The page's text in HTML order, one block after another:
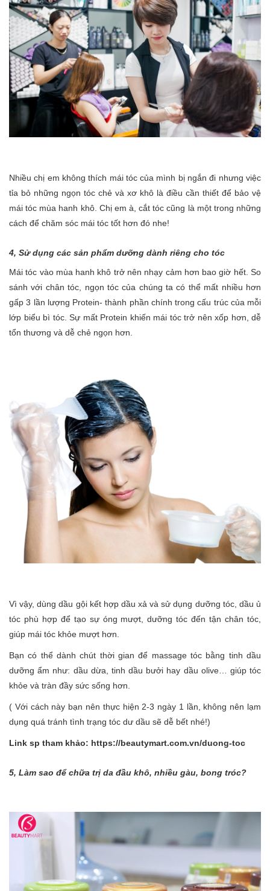
Nhiều chị em không thích mái tóc của mình bị ngắn đi nhưng việc
tỉa bỏ những ngọn tóc chẻ và xơ khô là điều cần thiết để bảo vệ
mái tóc mùa hanh khô. Chị em à, cắt tóc cũng là một trong những
cách để chăm sóc mái tóc tốt hơn đó nhe!
4, Sử dụng các sản phẩm dưỡng dành riêng cho tóc
Mái tóc vào mùa hanh khô trở nên nhạy cảm hơn bao giờ hết. So
sánh với chân tóc, ngọn tóc của chúng ta có thể mất nhiều hơn
gấp 3 lần lượng Protein- thành phần chính trong cấu trúc của mỗi
lớp biểu bì tóc. Sự mất Protein khiến mái tóc trở nên xốp hơn, dễ
tổn thương và dễ chẻ ngọn hơn.
Vì vậy, dùng dầu gội kết hợp dầu xả và sử dụng dưỡng tóc, dầu ủ
tóc phù hợp để tạo sự óng mượt, dưỡng tóc đến tận chân tóc,
giúp mái tóc khỏe mượt hơn.
Bạn có thể dành chút thời gian để massage tóc bằng tinh dầu
dưỡng ẩm như: dầu dừa, tinh dầu bưởi hay dầu olive… giúp tóc
khỏe và tràn đầy sức sống hơn.
( Với cách này bạn nên thực hiện 2-3 ngày 1 lần, không nên lạm
dụng quá tránh tình trạng tóc dư dầu sẽ dễ bết nhé!)
Link sp tham khảo: https://beautymart.com.vn/duong-toc
5, Làm sao để chữa trị da đầu khô, nhiều gàu, bong tróc?